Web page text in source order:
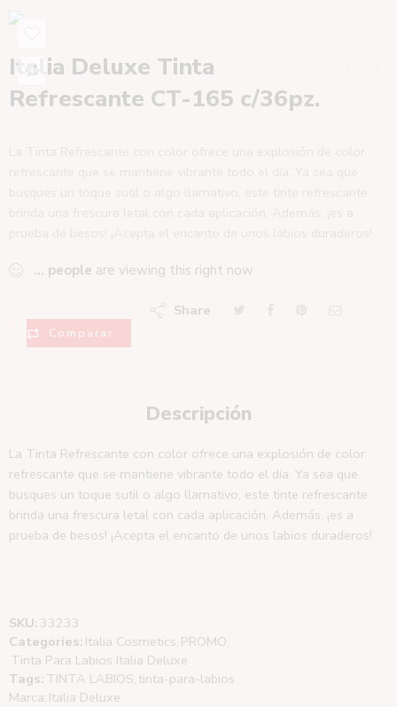
Italia Deluxe Tinta
Refrescante CT-165 c/36pz.
... people are viewing this right now
Comparar
Share
Descripción
La Tinta Refrescante con color ofrece una explosión de color
refrescante que se mantiene vibrante todo el día. Ya sea que
busques un toque sutil o algo llamativo, este tinte refrescante
brinda una frescura letal con cada aplicación. Además, ¡es a
prueba de besos! ¡Acepta el encanto de unos labios duraderos!
SKU: 33233
Categories: Italia Cosmetics, PROMO,
Tinta Para Labios Italia Deluxe
Tags: TINTA LABIOS, tinta-para-labios
Marca: Italia Deluxe